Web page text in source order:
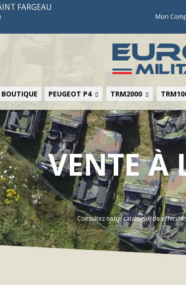
FARGEAU
Mon
PEUGEOT P4 TRM2000
VENTE À
Consultez notre catalogue de